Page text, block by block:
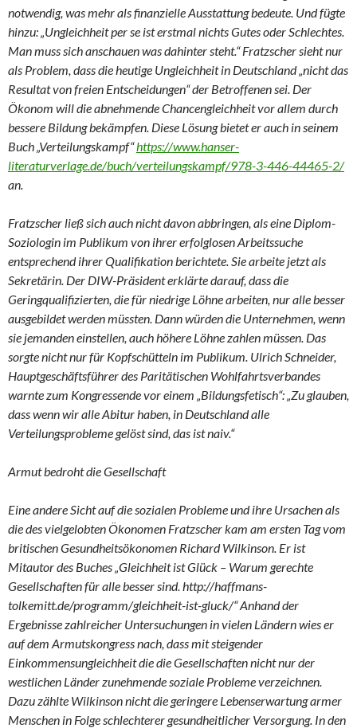
notwendig, was mehr als finanzielle Ausstattung bedeute. Und fügte
hinzu: „Ungleichheit per se ist erstmal nichts Gutes oder Schlechtes.
Man muss sich anschauen was dahinter steht.“ Fratzscher sieht nur
als Problem, dass die heutige Ungleichheit in Deutschland „nicht das
Resultat von freien Entscheidungen“ der Betroffenen sei. Der
Ökonom will die abnehmende Chancengleichheit vor allem durch
bessere Bildung bekämpfen. Diese Lösung bietet er auch in seinem
Buch „Verteilungskampf“https://www.hanser-
literaturverlage.de/buch/verteilungskampf/978-3-446-44465-2/
an.
Fratzscher ließ sich auch nicht davon abbringen, als eine Diplom-
Soziologin im Publikum von ihrer erfolglosen Arbeitssuche
entsprechend ihrer Qualifikation berichtete. Sie arbeite jetzt als
Sekretärin. Der DIW-Präsident erklärte darauf, dass die
Geringqualifizierten, die für niedrige Löhne arbeiten, nur alle besser
ausgebildet werden müssten. Dann würden die Unternehmen, wenn
sie jemanden einstellen, auch höhere Löhne zahlen müssen. Das
sorgte nicht nur für Kopfschütteln im Publikum. Ulrich Schneider,
Hauptgeschäftsführer des Paritätischen Wohlfahrtsverbandes
warnte zum Kongressende vor einem „Bildungsfetisch“: „Zu glauben,
dass wenn wir alle Abitur haben, in Deutschland alle
Verteilungsprobleme gelöst sind, das ist naiv.“
Armut bedroht die Gesellschaft
Eine andere Sicht auf die sozialen Probleme und ihre Ursachen als
die des vielgelobten Ökonomen Fratzscher kam am ersten Tag vom
britischen Gesundheitsökonomen Richard Wilkinson. Er ist
Mitautor des Buches „Gleichheit ist Glück – Warum gerechte
Gesellschaften für alle besser sind. http://haffmans-
tolkemitt.de/programm/gleichheit-ist-gluck/“ Anhand der
Ergebnisse zahlreicher Untersuchungen in vielen Ländern wies er
auf dem Armutskongress nach, dass mit steigender
Einkommensungleichheit die die Gesellschaften nicht nur der
westlichen Länder zunehmende soziale Probleme verzeichnen.
Dazu zählte Wilkinson nicht die geringere Lebenserwartung armer
Menschen in Folge schlechterer gesundheitlicher Versorgung. In den